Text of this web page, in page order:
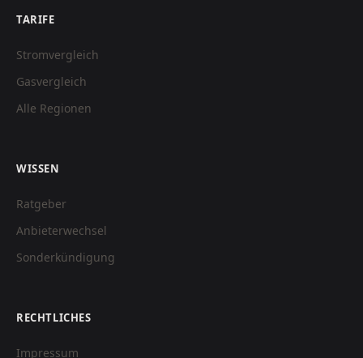
TARIFE
Stromvergleich
Gasvergleich
Alle Regionen
WISSEN
Ratgeber
Anbieterwechsel
Sonderkündigung
RECHTLICHES
Impressum